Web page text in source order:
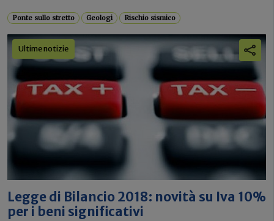
Ponte sullo stretto Geologi Rischio sismico
Ultime notizie
Legge di Bilancio 2018: novità su Iva 10%
per i beni significativi